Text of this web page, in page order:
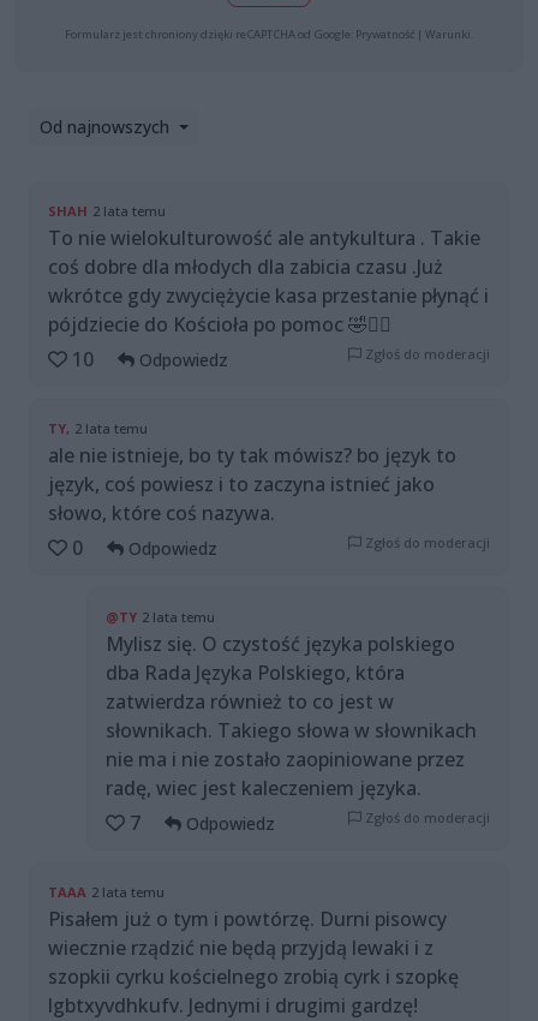
Formularz jest chroniony dzięki reCAPTCHA od Google: Prywatność | Warunki
Od najnowszych
SHAH 2 lata temu
To nie wielokulturowość ale antykultura . Takie
coś dobre dla młodych dla zabicia czasu .Już
wkrótce gdy zwyciężycie kasa przestanie płynąć i
pójdziecie do Kościoła po pomoc 🤣🤷‍♂️
10
Odpowiedz Zgłoś do moderacji
TY, 2 lata temu
ale nie istnieje, bo ty tak mówisz? bo język to
język, coś powiesz i to zaczyna istnieć jako
słowo, które coś nazywa.
0
Odpowiedz Zgłoś do moderacji
@TY 2 lata temu
Mylisz się. O czystość języka polskiego
dba Rada Języka Polskiego, która
zatwierdza również to co jest w
słownikach. Takiego słowa w słownikach
nie ma i nie zostało zaopiniowane przez
radę, wiec jest kaleczeniem języka.
7
Odpowiedz Zgłoś do moderacji
TAAA 2 lata temu
Pisałem już o tym i powtórzę. Durni pisowcy
wiecznie rządzić nie będą przyjdą lewaki i z
szopkii cyrku kościelnego zrobią cyrk i szopkę
lgbtxyvdhkufv. Jednymi i drugimi gardzę!